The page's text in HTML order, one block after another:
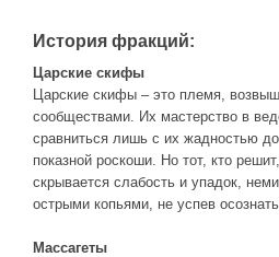
История фракций:
Царские скифы
Царские скифы – это племя,
сообществами. Их мастерство в
сравниться лишь с их жадностью
показной роскоши. Но тот, кто
скрывается слабость и упадок,
острыми копьями, не успев
Массагеты